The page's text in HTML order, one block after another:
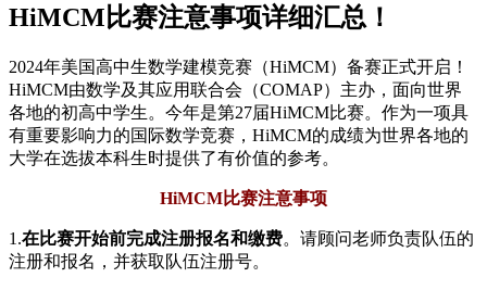
HiMCM比赛注意事项详细汇总！
2024年美国高中生数学建模竞赛（HiMCM）备赛正式开启！
HiMCM由数学及其应用联合会（COMAP）主办，面向世界
各地的初高中学生。今年是第27届HiMCM比赛。作为一项具
有重要影响力的国际数学竞赛，HiMCM的成绩为世界各地的
大学在选拔本科生时提供了有价值的参考。
HiMCM比赛注意事项
1.在比赛开始前完成注册报名和缴费。请顾问老师负责队伍的
注册和报名，并获取队伍注册号。